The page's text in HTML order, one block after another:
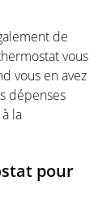
de
vous
vous enavez
dépenses
la
pour